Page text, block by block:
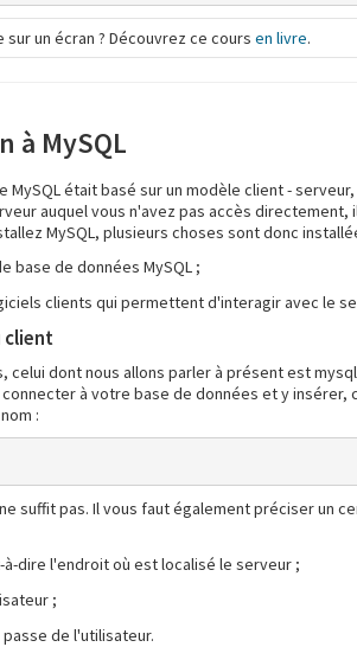
sur un écran ? Découvrez ce cours en livre.
à MySQL
MySQL était basé sur un modèle client -
auquel vous n'avez pas accès
MySQL, plusieurs choses sont donc
base de données MySQL ;
clients qui permettent d'interagir avec le
client
celui dont nous allons parler à présent est
à votre base de données et y
:
suffit pas. Il vous faut également préciser un
dire l'endroit où est localisé le serveur ;
;
de l'utilisateur.